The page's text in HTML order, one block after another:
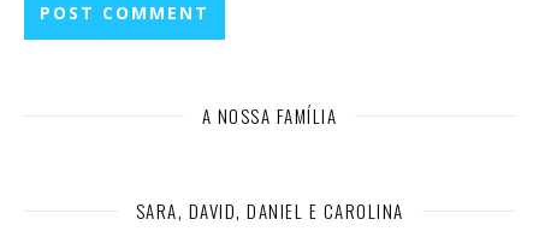
A NOSSA FAMÍLIA
SARA, DAVID, DANIEL E CAROLINA